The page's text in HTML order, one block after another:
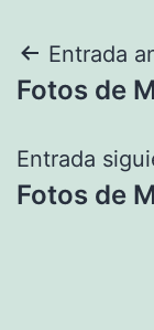
de
Entrada
Fotos de
Entrada
Fotos de